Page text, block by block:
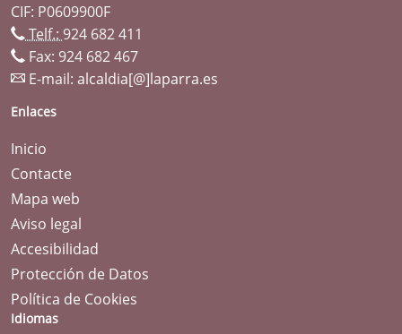
CIF: P0609900F
Telf.: 924 682 411
Fax: 924 682 467
E-mail: alcaldia[@]laparra.es
Enlaces
Inicio
Contacte
Mapa web
Aviso legal
Accesibilidad
Protección de Datos
Política de Cookies
Idiomas